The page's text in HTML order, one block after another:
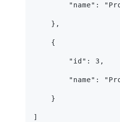
"name":
    },
    {
        "id": 3,
"name":
    }
]